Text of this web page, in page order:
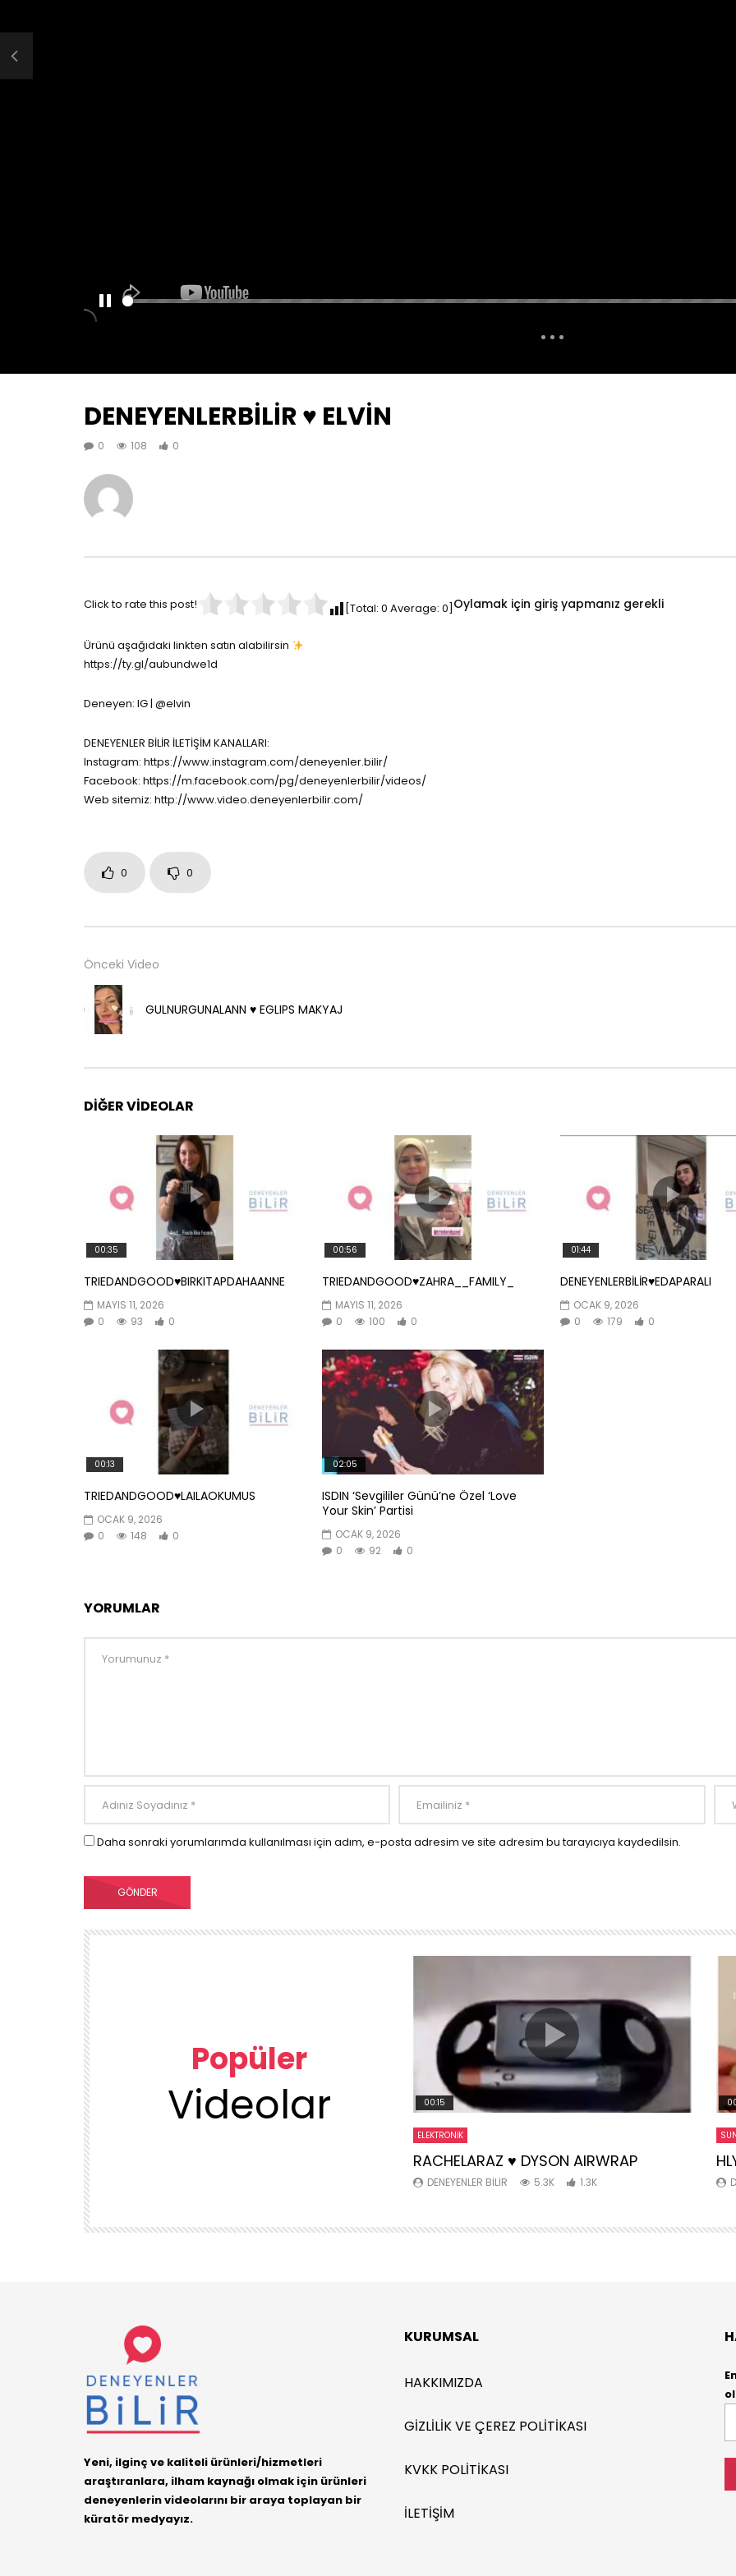
DENEYENLERBİLİR ♥️ ELVİN
0 108 0
Click to rate this post! [Total: 0 Average: 0 Oylamak için giriş yapmanız gerekli
Ürünü aşağıdaki linkten satın alabilirsin
https://ty.gl/aubundwe1d
Deneyen: IG | @elvin
DENEYENLER BİLİR İLETİŞİM KANALLARI:
Instagram: https://www.instagram.com/deneyenler.bilir/
Facebook: https://m.facebook.com/pg/deneyenlerbilir/videos/
Web sitemiz: http://www.video.deneyenlerbilir.com/
0 0
Önceki Video
GULNURGUNALANN ♥️ EGLIPS MAKYAJ
DIĞER VIDEOLAR
00:35
TRIEDANDGOOD♥️BIRKITAPDAHAANNE
MAYIS 11, 2026
0
93 0
00:56
TRIEDANDGOOD♥️ZAHRA__FAMILY_
MAYIS 11, 2026
0
100 0
01:44
DENEYENLERBİLİR♥️EDAPARALI
OCAK 9, 2026
0
179 0
00:13
TRIEDANDGOOD♥️LAILAOKUMUS
OCAK 9, 2026
0
148 0
02:05
ISDIN ‘Sevgililer Günü’ne Özel ‘Love
Your Skin’ Partisi
OCAK 9, 2026
0
92 0
YORUMLAR
Daha sonraki yorumlarımda kullanılması için adım, e-posta adresim ve site adresim bu tarayıcıya kaydedilsin.
Popüler
Videolar 00:15
ELEKTRONIK
RACHELARAZ ♥️ DYSON AIRWRAP
DENEYENLER BILIR 5.3K 1.3K
Yeni, ilginç ve kaliteli ürünleri/hizmetleri
araştıranlara, ilham kaynağı olmak için ürünleri
deneyenlerin videolarını bir araya toplayan bir
küratör medyayız.
KURUMSAL
HAKKIMIZDA
GIZLILIK VE ÇEREZ POLITIKASI
KVKK POLITIKASI
İLETIŞIM